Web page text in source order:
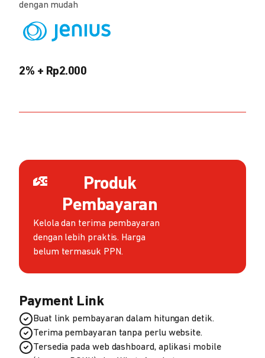
dengan mudah
2% + Rp2.000
Produk
Pembayaran
Kelola dan terima pembayaran
dengan lebih praktis. Harga
belum termasuk PPN.
Payment Link
Buat link pembayaran dalam hitungan detik.
Terima pembayaran tanpa perlu website.
Tersedia pada web dashboard, aplikasi mobile